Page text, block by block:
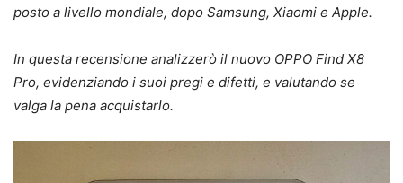
posto a livello mondiale, dopo Samsung, Xiaomi e Apple.
In questa recensione analizzerò il nuovo OPPO Find X8
Pro, evidenziando i suoi pregi e difetti, e valutando se
valga la pena acquistarlo.